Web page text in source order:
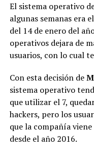
El sistema operativo
algunas semanas era
del 14 de enero del
operativos dejara de
usuarios, con lo cual
Con esta decisión de
sistema operativo
que utilizar el 7,
hackers, pero los
que la compañía
desde el año 2016.